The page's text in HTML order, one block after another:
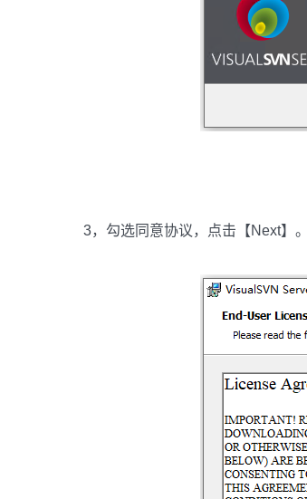
3，勾选同意协议，点击【Next】。